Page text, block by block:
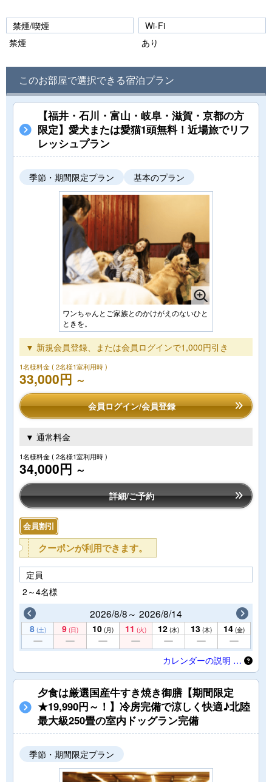
禁煙/喫煙
禁煙
Wi-Fi
あり
このお部屋で選択できる宿泊プラン
【福井・石川・富山・岐阜・滋賀・京都の方
限定】愛犬または愛猫1頭無料！近場旅でリフ
レッシュプラン
季節・期間限定プラン 基本のプラン
ワンちゃんとご家族とのかけがえのないひと
ときを。
▼ 新規会員登録、または会員ログインで1,000円引き
1名様料金( 2名様1室利用時 )
33,000円 ～
会員ログイン/会員登録
▼ 通常料金
1名様料金( 2名様1室利用時 )
34,000円 ～
詳細/ご予約
会員割引
クーポンが利用できます。
定員
2～4名様
2026/8/8～ 2026/8/14
8 (土) 9 (日) 10 (月) 11 (火) 12 (水) 13 (木) 14 (金)
カレンダーの説明 …
夕食は厳選国産牛すき焼き御膳【期間限定
★19,990円～！】冷房完備で涼しく快適♪北陸
最大級250畳の室内ドッグラン完備
季節・期間限定プラン